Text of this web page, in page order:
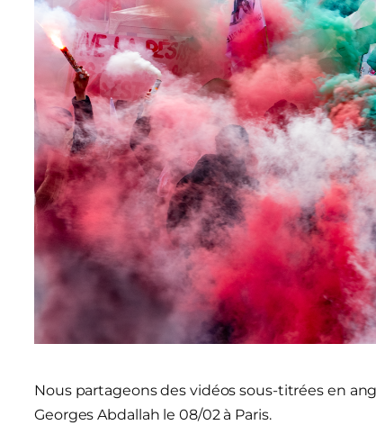
Nous partageons des vidéos sous-titrées en
Georges Abdallah le 08/02 à Paris.